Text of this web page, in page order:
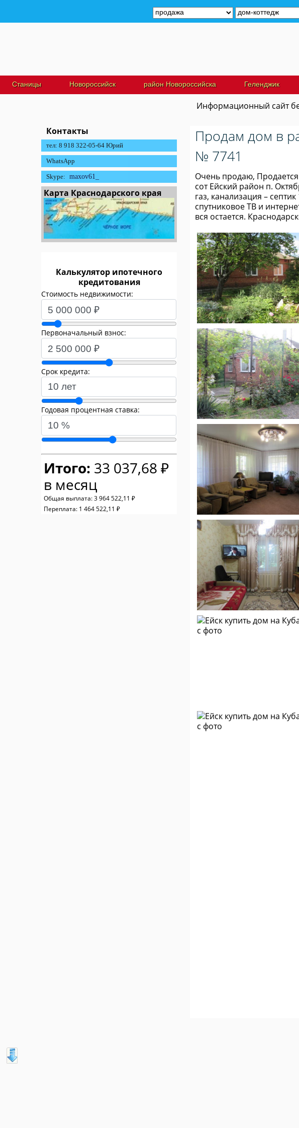
Информационный сайт
Продам дом в
№ 7741
Очень продаю,
сот Ейский район п.
газ, канализация –
спутниковое ТВ и
вся остается.
Контакты
тел: 8 918 322-05-64 Юрий
WhatsApp
Skype: maxov61_
Карта Краснодарского края
Калькулятор ипотечного
кредитования
Стоимость недвижимости:
Первоначальный взнос:
Срок кредита:
Годовая процентная ставка:
Итого: 33 037,68 ₽
в месяц
Общая выплата: 3 964 522,11 ₽
Переплата: 1 464 522,11 ₽
Станицы Новороссийск район Новороссийска Геленджик